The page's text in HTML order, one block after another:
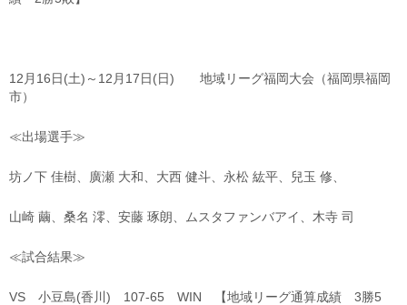
12月16日(土)～12月17日(日) 地域リーグ福岡大会（福岡県福岡
市）
≪出場選手≫
坊ノ下 佳樹、廣瀬 大和、大西 健斗、永松 紘平、兒玉 修、
山崎 繭、桑名 澪、安藤 琢朗、ムスタファンバアイ、木寺 司
≪試合結果≫
VS 小豆島(香川) 107‐65 WIN 【地域リーグ通算成績 3勝5